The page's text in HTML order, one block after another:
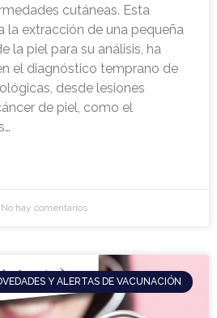
cutáneas. Esta
la extracción de una pequeña
la piel para su análisis, ha
el diagnóstico temprano de
desde lesiones
de piel, como el
No hay comentarios
Y ALERTAS DE VACUNACIÓN